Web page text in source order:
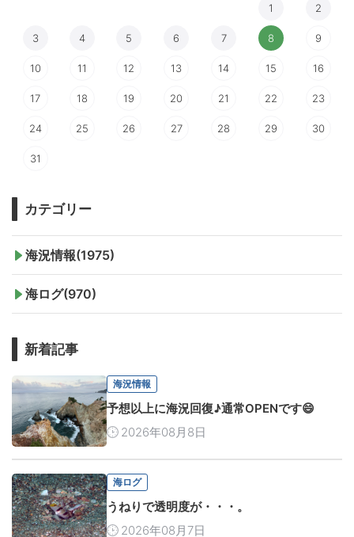
1 2
3 4 5 6 7 8 9
10 11 12 13 14 15 16
17 18 19 20 21 22 23
24 25 26 27 28 29 30
31
カテゴリー
海況情報(1975)
海ログ(970)
新着記事
海況情報
予想以上に海況回復♪通常OPENです😄
2026年08月8日
海ログ
うねりで透明度が・・・。
2026年08月7日